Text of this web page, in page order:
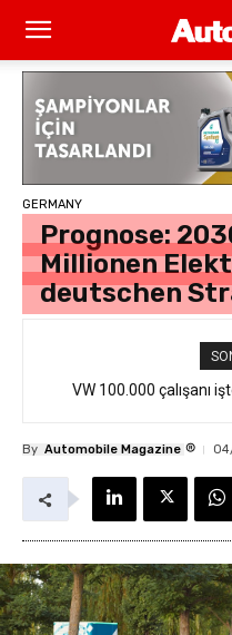
GERMANY
Prognose:
Millionen
deutschen
VW 100.000 çalışanı
By Automobile Magazine ®